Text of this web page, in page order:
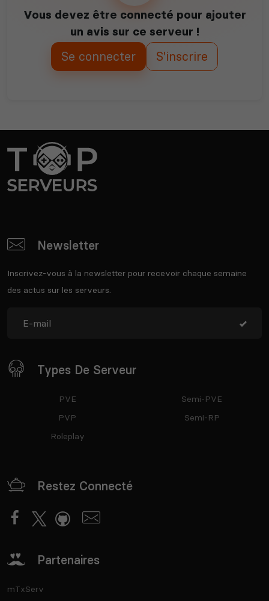
Vous devez être connecté pour ajouter
un avis sur ce serveur !
Se connecter S'inscrire
Newsletter
Inscrivez-vous à la newsletter pour recevoir chaque semaine
des actus sur les serveurs.
Types De Serveur
PVE
PVP
Roleplay
Semi-PVE
Semi-RP
Restez Connecté
Partenaires
mTxServ